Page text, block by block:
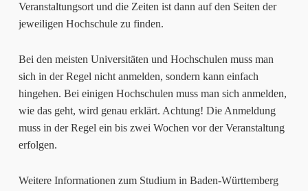
Veranstaltungsort und die Zeiten ist dann auf den Seiten der
jeweiligen Hochschule zu finden.
Bei den meisten Universitäten und Hochschulen muss man
sich in der Regel nicht anmelden, sondern kann einfach
hingehen. Bei einigen Hochschulen muss man sich anmelden,
wie das geht, wird genau erklärt. Achtung! Die Anmeldung
muss in der Regel ein bis zwei Wochen vor der Veranstaltung
erfolgen.
Weitere Informationen zum Studium in Baden-Württemberg